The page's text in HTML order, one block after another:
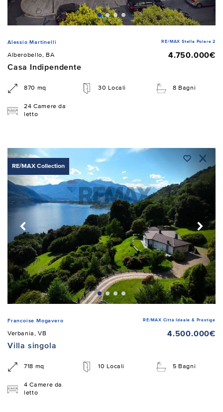
Alessio Martinelli RE/MAX Stella Polare 2
Alberobello, BA
4.750.000€
Casa Indipendente
870 mq 30 Locali 8 Bagni
24 Camere da
letto
RE/MAX Collection
Francoise Mogavero RE/MAX Città Ideale & Prestige
Verbania, VB
4.500.000€
Villa singola
718 mq 10 Locali 5 Bagni
4 Camere da
letto